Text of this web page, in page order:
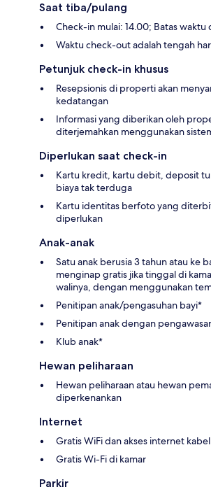
Saat tiba/pulang
Check-in mulai: 14.00; Batas
Waktu check-out adalah tengah
Petunjuk check-in khusus
Resepsionis di properti akan
kedatangan
Informasi yang diberikan oleh
diterjemahkan menggunakan
Diperlukan saat check-in
Kartu kredit, kartu debit, deposit
biaya tak terduga
Kartu identitas berfoto yang
diperlukan
Anak-anak
Satu anak berusia 3 tahun atau ke
menginap gratis jika tinggal di
walinya, dengan menggunakan
Penitipan anak/pengasuhan bayi*
Penitipan anak dengan
Klub anak*
Hewan peliharaan
Hewan peliharaan atau hewan
diperkenankan
Internet
Gratis WiFi dan akses internet
Gratis Wi-Fi di kamar
Parkir